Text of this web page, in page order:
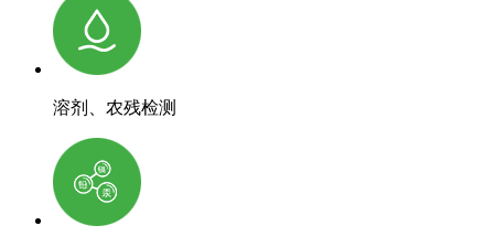
溶剂、农残检测